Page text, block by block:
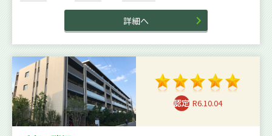
詳細へ
R6.10.04